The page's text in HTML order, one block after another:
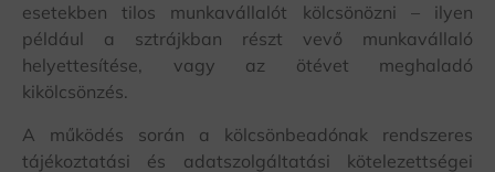
esetekben tilos munkavállalót kölcsönözni – ilyen
például a sztrájkban részt vevő munkavállaló
helyettesítése, vagy az ötévet meghaladó
kikölcsönzés.
A működés során a kölcsönbeadónak rendszeres
tájékoztatási és adatszolgáltatási kötelezettségei